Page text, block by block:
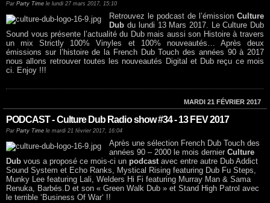
Par Party Time le lundi 27 mars 2017, 15:10
Retrouvez le podcast de l’émission Culture
Dub du lundi 13 Mars 2017. Le Culture Dub
Sound vous présente l’actualité du Dub mais aussi son Histoire à travers
un mix Strictly 100% Vinyles et 100% nouveautés… Après deux
émissions sur l’histoire de la French Dub Touch des années 90 à 2017
nous allons retrouver toutes les nouveautés Digital et Dub reçu ce mois
ci. Enjoy !!!
MARDI 21 FÉVRIER 2017
PODCAST - Culture Dub Radio show #34 - 13 FEV 2017
Par Party Time le mardi 21 février 2017, 16:04
Après une sélection French Dub Touch des
années 90 – 2000 le mois dernierCulture
Dub vous a proposé ce mois-ci un podcastavec entre autre Dub Addict
Sound System et Echo Ranks, Mystical Rising featuring Dub Fu Steps,
Munky Lee featuring Lali, Welders Hi Fi featuring Murray Man & Sama
Renuka, Barbés.D et son « Green Walk Dub » et Stand High Patrol avec
le terrible ‘Business Of War‘ !!